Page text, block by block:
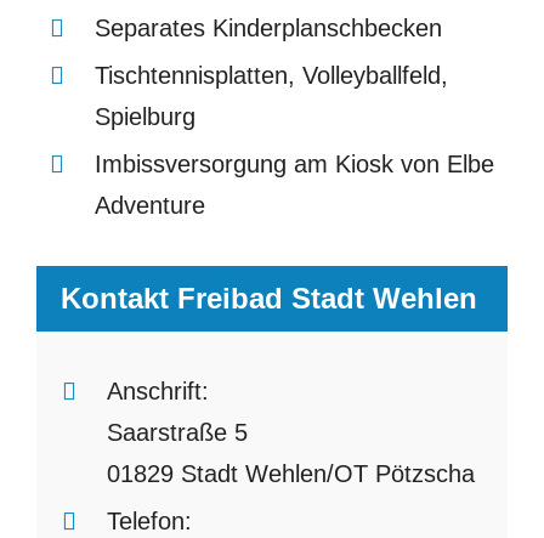
Separates Kinderplanschbecken
Tischtennisplatten, Volleyballfeld,
Spielburg
Imbissversorgung am Kiosk von Elbe
Adventure
Kontakt Freibad Stadt Wehlen
Anschrift:
Saarstraße 5
01829 Stadt Wehlen/OT Pötzscha
Telefon: